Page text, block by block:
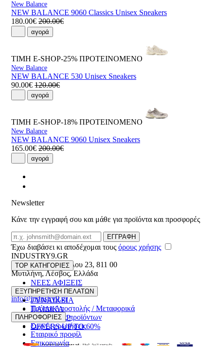
New Balance
NEW BALANCE 9060 Classics Unisex Sneakers
180.00€ 200.00€
αγορά
ΤΙΜΗ E-SHOP-25% ΠΡΟΤΕΙΝΟΜΕΝΟ
New Balance
NEW BALANCE 530 Unisex Sneakers
90.00€ 120.00€
αγορά
ΤΙΜΗ E-SHOP-18% ΠΡΟΤΕΙΝΟΜΕΝΟ
New Balance
NEW BALANCE 9060 Unisex Sneakers
165.00€ 200.00€
αγορά
Newsletter
Κάνε την εγγραφή σου και μάθε για προϊόντα και προσφορές
Email
ΕΓΓΡΑΦΗ
Έχω διαβάσει κι αποδέχομαι τους όρους χρήσης
INDUSTRY9.GR
Ελευθέριου Βενιζέλου 23, 811 00
Μυτιλήνη,Λέσβος,Ελλάδα
22510 55629
info@industry9.gr
TOP ΚΑΤΗΓΟΡΙΕΣ
ΝΕΕΣ ΑΦΙΞΕΙΣ
ΑΝΔΡΙΚΑ
ΓΥΝΑΙΚΕΙΑ
ΠΑΙΔΙΚΑ
ΑΞΕΣΟΥΑΡ
OFFERS UP TO 60%
ΕΞΥΠΗΡΕΤΗΣΗ ΠΕΛΑΤΩΝ
Τρόποι Αποστολής / Μεταφορικά
Επιστροφές προϊόντων
Συχνές ερωτήσεις
ΠΛΗΡΟΦΟΡΙΕΣ
Εταιρικό προφίλ
Επικοινωνία